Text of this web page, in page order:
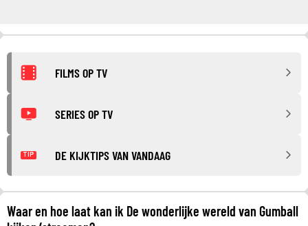
FILMS OP TV
SERIES OP TV
TIP DE KIJKTIPS VAN VANDAAG
Waar en hoe laat kan ik De wonderlijke wereld van Gumball